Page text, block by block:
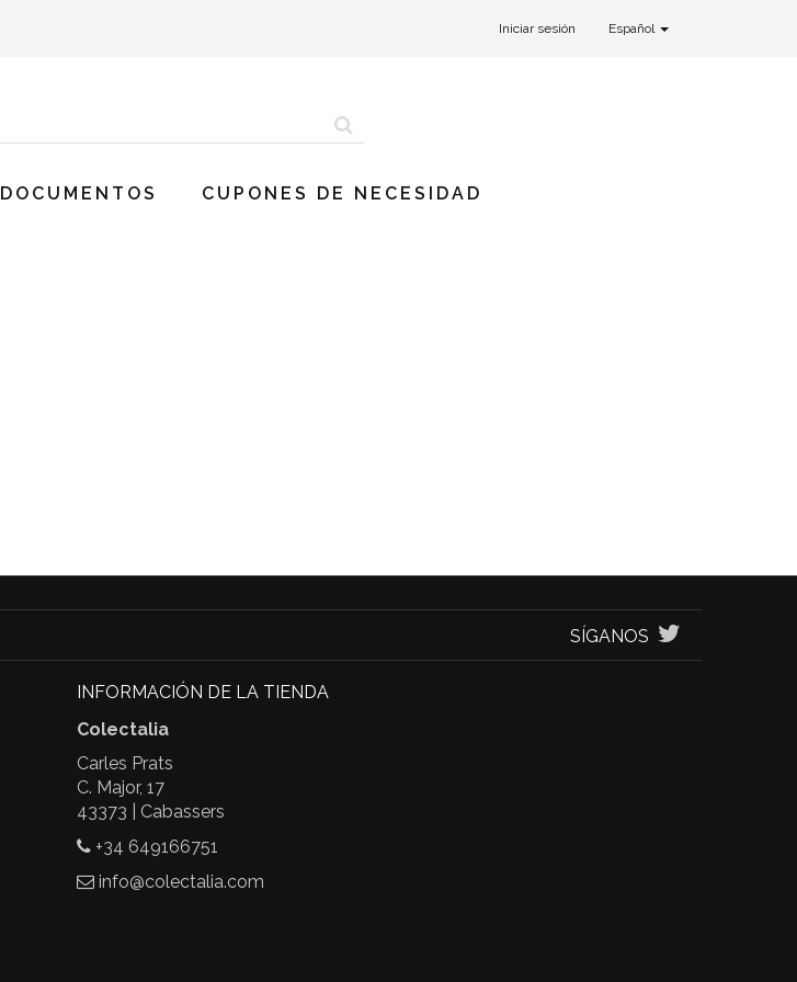
Iniciar sesión Español
DOCUMENTOS CUPONES DE NECESIDAD
SÍGANOS
INFORMACIÓN DE LA TIENDA
Colectalia
Carles Prats
C. Major, 17
43373 | Cabassers
+34 649166751
info@colectalia.com